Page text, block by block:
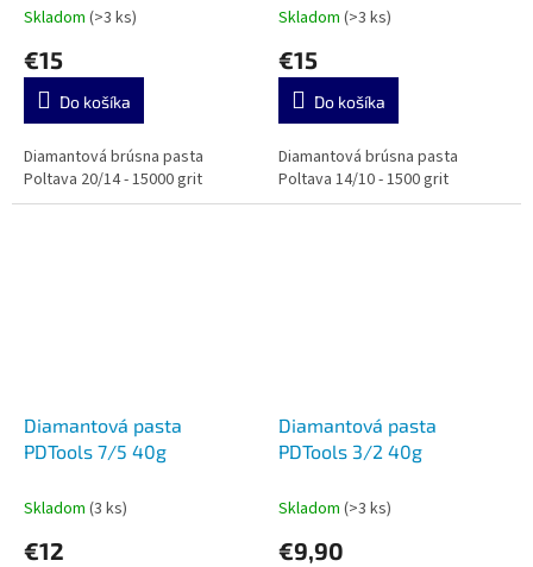
Skladom (>3 ks)
€15
Do košíka
Diamantová brúsna pasta
Poltava 20/14 - 15000 grit
Skladom (>3 ks)
€15
Do košíka
Diamantová brúsna pasta
Poltava 14/10 - 1500 grit
Diamantová pasta
PDTools 7/5 40g
Skladom (3 ks)
€12
Diamantová pasta
PDTools 3/2 40g
Skladom (>3 ks)
€9,90